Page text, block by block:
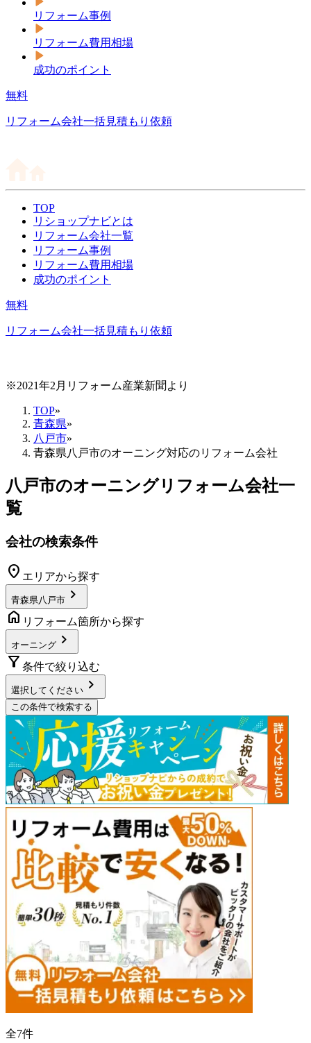
リフォーム事例
リフォーム費用相場
成功のポイント
無料
リフォーム会社一括見積もり依頼
TOP
リショップナビとは
リフォーム会社一覧
リフォーム事例
リフォーム費用相場
成功のポイント
無料
リフォーム会社一括見積もり依頼
※2021年2月リフォーム産業新聞より
TOP»
青森県»
八戸市»
青森県八戸市のオーニング対応のリフォーム会社
八戸市のオーニングリフォーム会社一
覧
会社の検索条件
location_on エリアから探す
青森県八戸市 chevron_right
home リフォーム箇所から探す
オーニング chevron_right
filter_alt 条件で絞り込む
選択してください chevron_right
この条件で検索する
全7件